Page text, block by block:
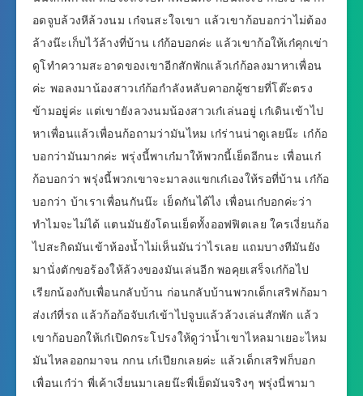
อดจูบล้วงหีล้วงนม เก๋จนสะใจเขา แล้วเขาก้อบอกว่าไม่ต้อง
ล้างน๊ะเก็บไว้ล้างที่บ้าน เก๋ก้อบอกค่ะ แล้วเขาก้อให้เก๋คุกเข่า
ดูโทำความสะอาดของเขาอีกสักพักแล้วเก๋ก้อลงมาหาเพื่อน
ค่ะ พอลงมาน้องสาวเก๋ก้อกำลังหลับคาอกผู้ชายที่โต๊ะตรง
ข้ามอยู่ค่ะ แต่เขายังลวงนมน้องสาวเก๋เล่นอยู่ เก๋เดินเข้าไป
หาเพื่อนแล้วเพื่อนก้อถามว่ามันไหม เก๋ร่านน่าดูเลยน๊ะ เก๋ก้อ
บอกว่ามันมากค่ะ พรุ่งนี้พาเก๋มาให้พวกนี้เย็ดอีกนะ เพื่อนเก๋
ก้อบอกว่า พรุ่งนี้พวกเขาจะมาลงแขกเก๋เองให้รอที่บ้าน เก๋ก้อ
บอกว่า บ้าเราเพื่อนกันน๊ะ เย็ดกันได้ไง เพื่อนเก๋บอกค่ะว่า
ทำไมจะไม่ได้ แตนมันยังโดนเย็ดทั้งออฟฟิตเลย ใครเงี่ยนก้อ
ไปสะกิดมันเข้าห้องน้ำไม่เห็นมันว่าไรเลย แถมบางทีมันยัง
มานั่งตักขอร้องให้ล้วงของมันเล่นอีก พอคุยเสร็จเก๋ก้อไป
เรียกน้องกับเพื่อนกลับบ้าน ก่อนกลับบ้านพวกเด็กเสริฟก้อมา
ส่งเก๋ที่รถ แล้วก้อก้อจับเก๋เข้าไปจูบแล้วล้วงเล่นสักพัก แล้ว
เขาก้อบอกให้เก๋เปิดกระโปรงให้ดูว่าน้ำเขาไหลมาเยอะไหม
มันไหลออกมาจน กกน เก๋เปียกเลยค่ะ แล้วเด็กเสริฟก็บอก
เพื่อนเก๋ว่า พี่เค้าเงี่ยนมาเลยน๊ะพี่เย็ดมันจริงๆ พรุ่งนี่พามา